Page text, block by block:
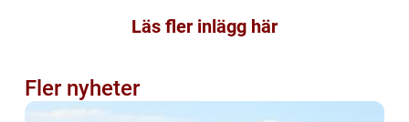
Läs fler inlägg här
Fler nyheter